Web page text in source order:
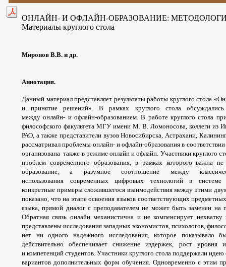
ОНЛАЙН- И ОФЛАЙН-ОБРАЗОВАНИЕ:
Материалы круглого стола
Миронов В.В. и др.
Аннотация.
Данный материал представляет результаты работы круглого стола
и принятиерешений». В рамках круглого стола
междуонлайн- и офлайн-образованием. В работекруглого стола
философского факультета МГУ имени М. В. Ломоносова, коллеги из
РАО, а также представители вузов Новосибирска, Астрахани,
рассматривал проблемы онлайн- иофлайн-образования в
организованатакже в режиме онлайн и офлайн. Участники круглого
проблем современного образования, в рамках которого важна
образование,а разумное соотношение между
использования современных цифровых технологий в
конкретные примеры сложившегося взаимодействия междуэтими
показано, что на этапе освоения языков соответствующих
языка, прямой диалог с преподавателем не может бытьзаменен на
Обратная связь онлайн механистична и не компенсирует
представлены исследования западных экономистов, психологов,
нет ни одного надежного исследования, которое показывало
действительнообеспечивает снижение издержек, рост уровня
и компетенций студентов. Участники круглого стола поддержали идею
вариантов дополнительныхформ обучения. Одновременно с этим